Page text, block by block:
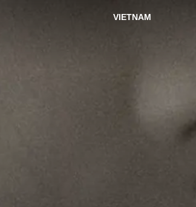
VIETNAM